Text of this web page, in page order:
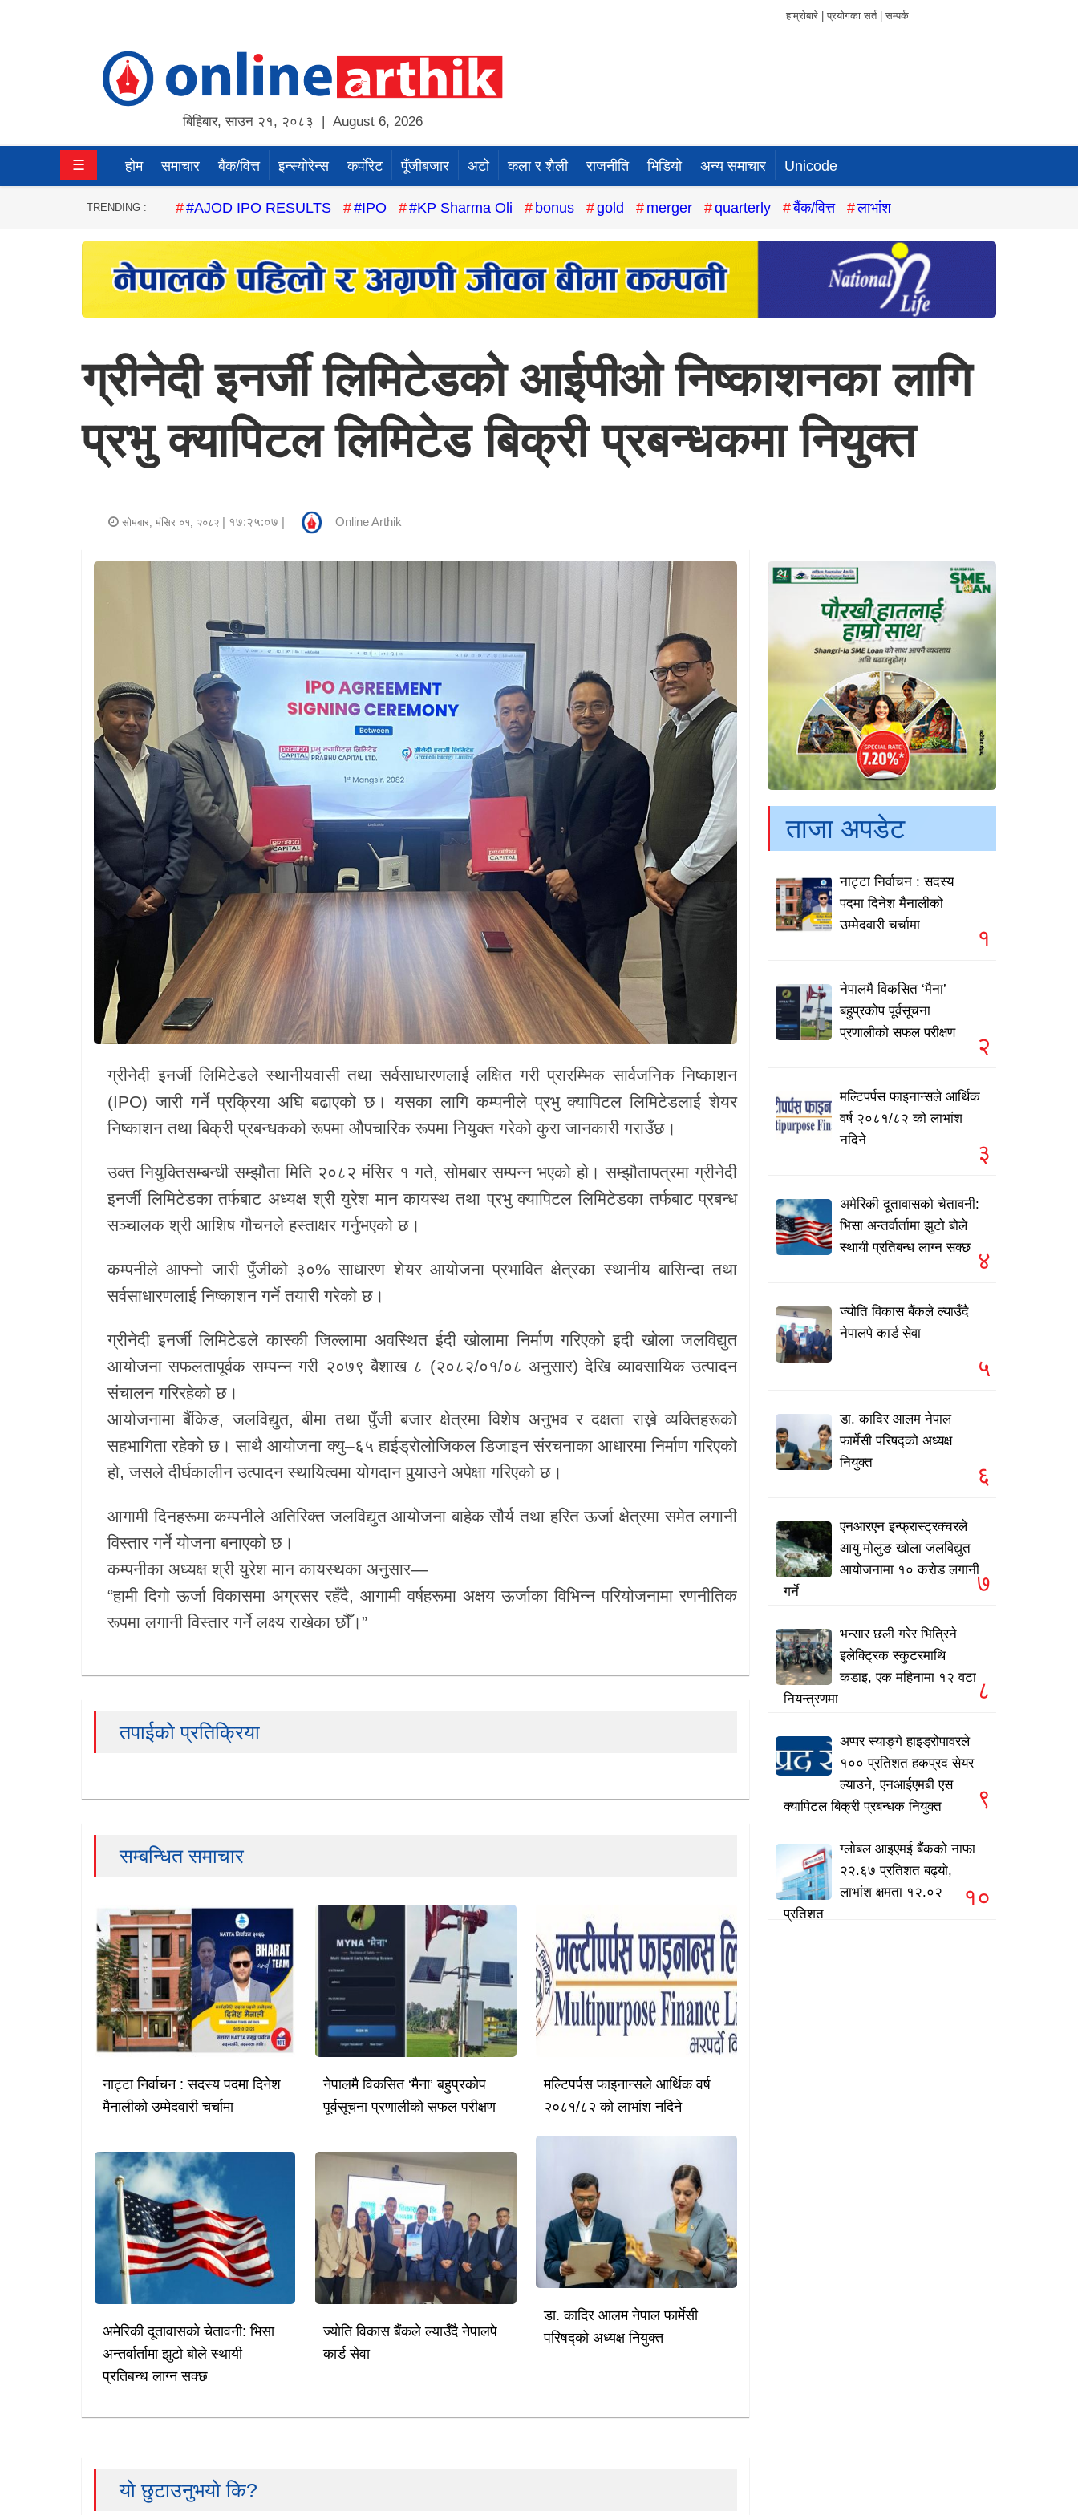
हाम्रोबारे | प्रयोगका सर्त | सम्पर्क
बिहिबार,साउन २१, २०८३ | August 6, 2026
बैंक/
☰ होम समाचार बैंक/वित्त इन्स्योरेन्स कर्पाेरेट पूँजीबजार अटो कला र शैली राजनीति भिडियो अन्य समाचार Unicode
TRENDING : #AJOD IPO RESULTS #IPO #KP Sharma Oli bonus gold merger quarterly बैंक/वित्त लाभांश
ग्रीनेदी इनर्जी लिमिटेडको आईपीओ निष्काशनका लागि
प्रभु क्यापिटल लिमिटेड बिक्री प्रबन्धकमा नियुक्त
सोमबार, मंसिर ०१, २०८२ | १७:२५:०७ | Online Arthik
ग्रीनेदी इनर्जी लिमिटेडले स्थानीयवासी तथा सर्वसाधारणलाई लक्षित गरी प्रारम्भिक सार्वजनिक निष्काशन
(IPO) जारी गर्ने प्रक्रिया अघि बढाएको छ। यसका लागि कम्पनीले प्रभु क्यापिटल लिमिटेडलाई शेयर
निष्काशन तथा बिक्री प्रबन्धकको रूपमा औपचारिक रूपमा नियुक्त गरेको कुरा जानकारी गराउँछ।
उक्त नियुक्तिसम्बन्धी सम्झौता मिति २०८२ मंसिर १ गते, सोमबार सम्पन्न भएको हो। सम्झौतापत्रमा ग्रीनेदी
इनर्जी लिमिटेडका तर्फबाट अध्यक्ष श्री युरेश मान कायस्थ तथा प्रभु क्यापिटल लिमिटेडका तर्फबाट प्रबन्ध
सञ्चालक श्री आशिष गौचनले हस्ताक्षर गर्नुभएको छ।
कम्पनीले आफ्नो जारी पुँजीको ३०% साधारण शेयर आयोजना प्रभावित क्षेत्रका स्थानीय बासिन्दा तथा
सर्वसाधारणलाई निष्काशन गर्ने तयारी गरेको छ।
ग्रीनेदी इनर्जी लिमिटेडले कास्की जिल्लामा अवस्थित ईदी खोलामा निर्माण गरिएको इदी खोला जलविद्युत
आयोजना सफलतापूर्वक सम्पन्न गरी २०७९ बैशाख ८ (२०८२/०१/०८ अनुसार) देखि व्यावसायिक उत्पादन
संचालन गरिरहेको छ।
आयोजनामा बैंकिङ, जलविद्युत, बीमा तथा पुँजी बजार क्षेत्रमा विशेष अनुभव र दक्षता राख्ने व्यक्तिहरूको
सहभागिता रहेको छ। साथै आयोजना क्यु–६५ हाईड्रोलोजिकल डिजाइन संरचनाका आधारमा निर्माण गरिएको
हो, जसले दीर्घकालीन उत्पादन स्थायित्वमा योगदान पुर्‍याउने अपेक्षा गरिएको छ।
आगामी दिनहरूमा कम्पनीले अतिरिक्त जलविद्युत आयोजना बाहेक सौर्य तथा हरित ऊर्जा क्षेत्रमा समेत लगानी
विस्तार गर्ने योजना बनाएको छ।
कम्पनीका अध्यक्ष श्री युरेश मान कायस्थका अनुसार—
“हामी दिगो ऊर्जा विकासमा अग्रसर रहँदै, आगामी वर्षहरूमा अक्षय ऊर्जाका विभिन्न परियोजनामा रणनीतिक
रूपमा लगानी विस्तार गर्ने लक्ष्य राखेका छौँ।”
तपाईको प्रतिक्रिया
सम्बन्धित समाचार
नाट्टा निर्वाचन : सदस्य पदमा दिनेश
मैनालीको उम्मेदवारी चर्चामा
नेपालमै विकसित ‘मैना’ बहुप्रकोप
पूर्वसूचना प्रणालीको सफल परीक्षण
मल्टिपर्पस फाइनान्सले आर्थिक वर्ष
२०८१/८२ को लाभांश नदिने
अमेरिकी दूतावासको चेतावनी: भिसा
अन्तर्वार्तामा झुटो बोले स्थायी
प्रतिबन्ध लाग्न सक्छ
ज्योति विकास बैंकले ल्याउँदै नेपालपे
कार्ड सेवा
डा. कादिर आलम नेपाल फार्मेसी
परिषद्को अध्यक्ष नियुक्त
यो छुटाउनुभयो कि?
ताजा अपडेट
नाट्टा निर्वाचन : सदस्य
पदमा दिनेश मैनालीको
उम्मेदवारी चर्चामा
१
नेपालमै विकसित ‘मैना’
बहुप्रकोप पूर्वसूचना
प्रणालीको सफल परीक्षण
२
मल्टिपर्पस फाइनान्सले आर्थिक
वर्ष २०८१/८२ को लाभांश
नदिने
३
अमेरिकी दूतावासको चेतावनी:
भिसा अन्तर्वार्तामा झुटो बोले
स्थायी प्रतिबन्ध लाग्न सक्छ ४
ज्योति विकास बैंकले ल्याउँदै
नेपालपे कार्ड सेवा
५
डा. कादिर आलम नेपाल
फार्मेसी परिषद्को अध्यक्ष
नियुक्त
६
एनआरएन इन्फ्रास्ट्रक्चरले
आयु मोलुङ खोला जलविद्युत
आयोजनामा १० करोड लगानी
गर्ने
७
भन्सार छली गरेर भित्रिने
इलेक्ट्रिक स्कुटरमाथि
कडाइ, एक महिनामा १२ वटा
नियन्त्रणमा
८
अप्पर स्याङ्गे हाइड्रोपावरले
१०० प्रतिशत हकप्रद सेयर
ल्याउने, एनआईएमबी एस
क्यापिटल बिक्री प्रबन्धक नियुक्त
९
ग्लोबल आइएमई बैंकको नाफा
२२.६७ प्रतिशत बढ्यो,
लाभांश क्षमता १२.०२
प्रतिशत
१०